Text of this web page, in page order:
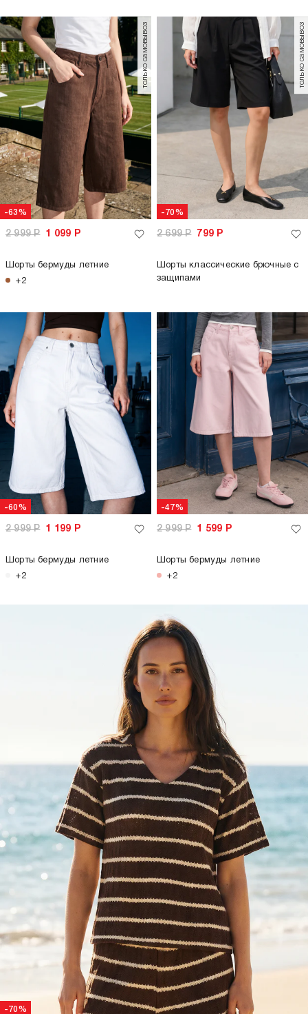
-63%
только самовывоз
2 999Р 1 099 Р
Шорты бермуды летние
+2
-70%
только самовывоз
2 699Р 799 Р
Шорты классические брючные с
защипами
-60%
2 999Р 1 199 Р
Шорты бермуды летние
+2
-47%
2 999Р 1 599 Р
Шорты бермуды летние
+2
-70%